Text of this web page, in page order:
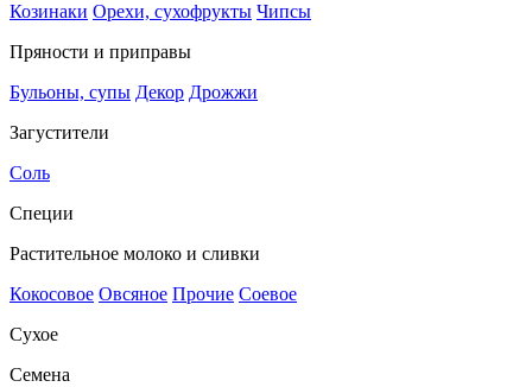
Козинаки Орехи, сухофрукты Чипсы
Пряности и приправы
Бульоны, супы Декор Дрожжи
Загустители
Соль
Специи
Растительное молоко и сливки
Кокосовое Овсяное Прочие Соевое
Сухое
Семена